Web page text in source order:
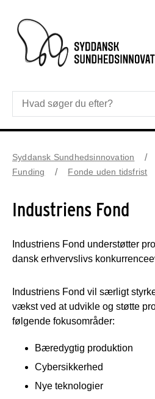
Syddansk Sundhedsinnovation
Funding
Fonde uden tidsfrist
Industriens Fond
Industriens Fond understøtter
dansk erhvervslivs
Industriens Fond vil særligt
vækst ved at udvikle og støtte
følgende fokusområder:
Bæredygtig produktion
Cybersikkerhed
Nye teknologier